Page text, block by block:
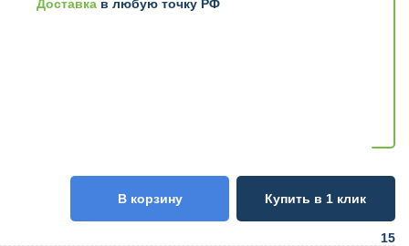
15
Доставка в любую точку РФ
В корзину Купить в 1 клик